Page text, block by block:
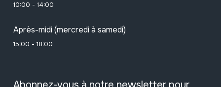
10:00 - 14:00
Après-midi (mercredi à samedi)
15:00 - 18:00